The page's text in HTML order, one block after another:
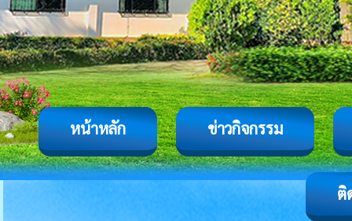
หน้าหลัก ข่าวกิจกรรม
ติ